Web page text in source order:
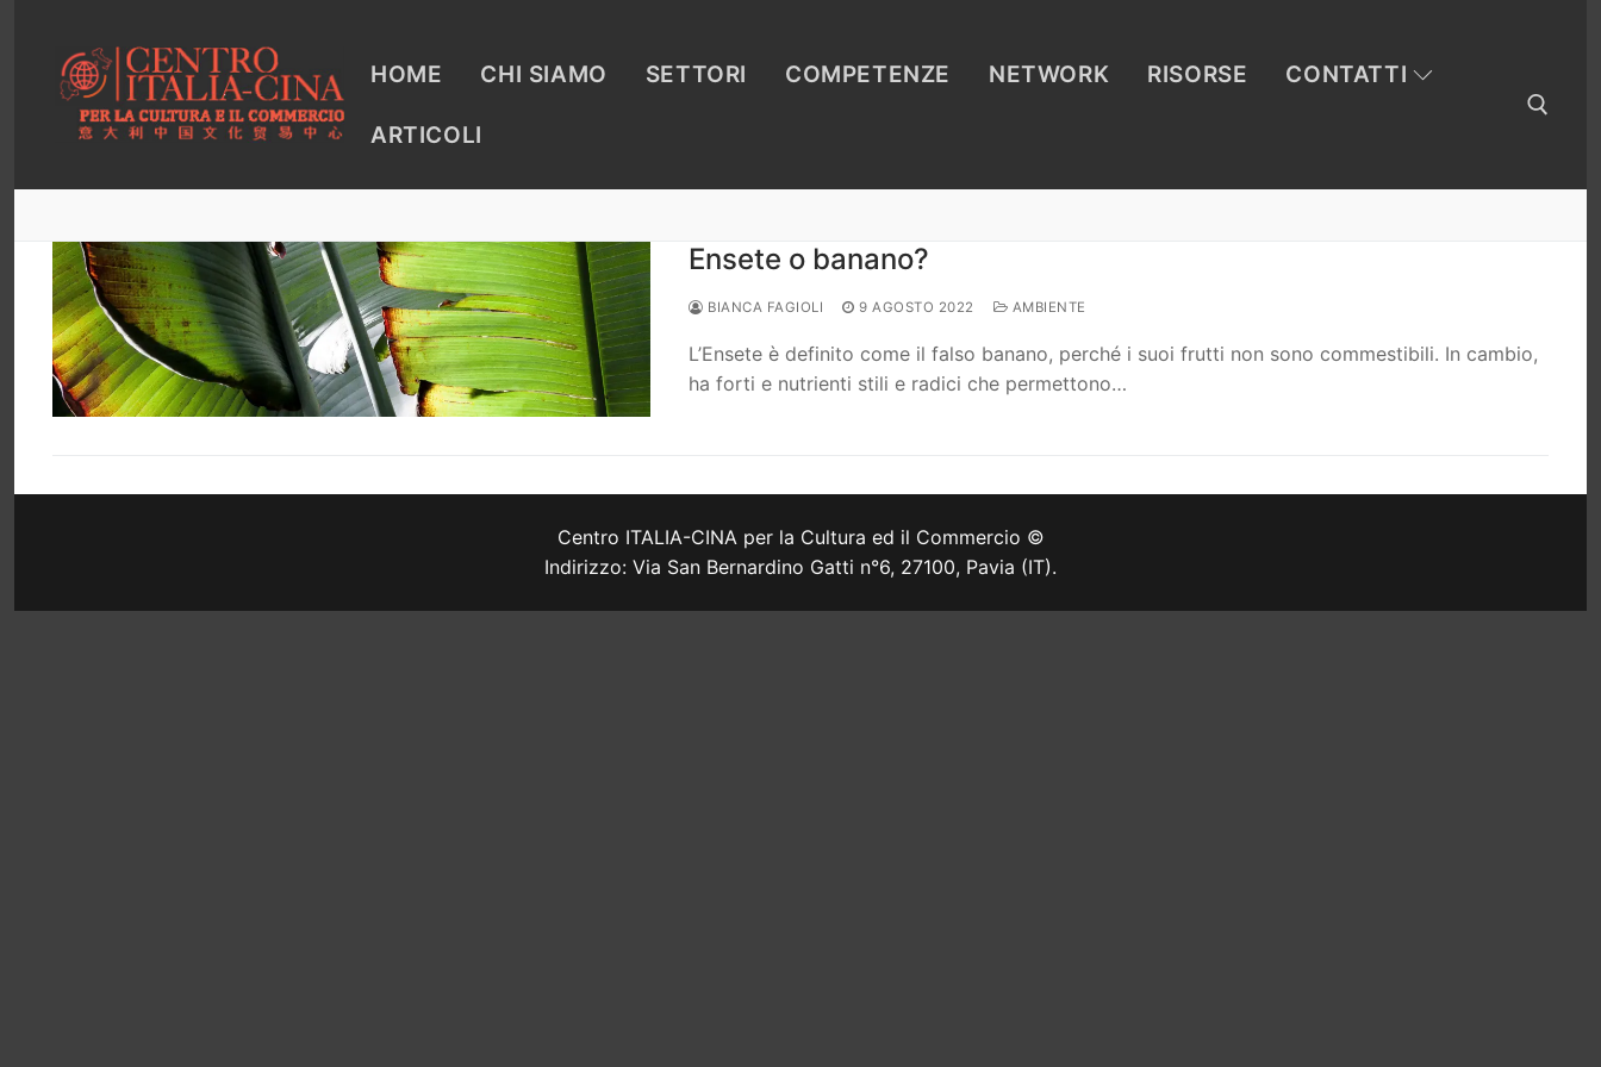
contenuto
HOME CHI SIAMO SETTORI COMPETENZE NETWORK RISORSE CONTATTI
ARTICOLI
Ensete o banano?
BIANCA FAGIOLI 9 AGOSTO 2022 AMBIENTE
L’Ensete è definito come il falso banano, perché i suoi frutti non sono commestibili. In cambio,
ha forti e nutrienti stili e radici che permettono…
Centro ITALIA-CINA per la Cultura ed il Commercio ©
Indirizzo: Via San Bernardino Gatti n°6, 27100, Pavia (IT).